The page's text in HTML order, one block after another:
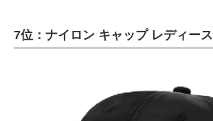
7位：ナイロン キャップ レディース